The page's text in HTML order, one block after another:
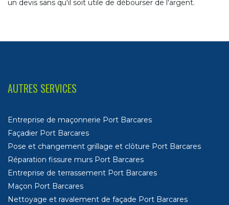
un devis sans qu'il soit utile de débourser de l'argent.
AUTRES SERVICES
Entreprise de maçonnerie Port Barcares
Façadier Port Barcares
Pose et changement grillage et clôture Port Barcares
Réparation fissure murs Port Barcares
Entreprise de terrassement Port Barcares
Maçon Port Barcares
Nettoyage et ravalement de façade Port Barcares